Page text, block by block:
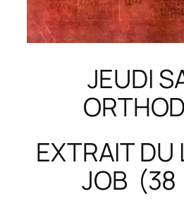
JEUDI
EXTRAIT DU
JOB (38